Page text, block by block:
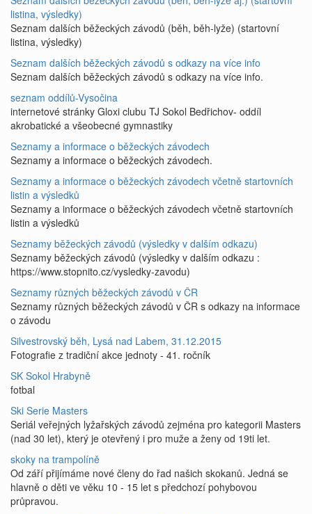
listina, výsledky)
Seznam dalších běžeckých závodů (běh, běh-lyže) (startovní
listina, výsledky)
Seznam dalších běžeckých závodů s odkazy na více info
Seznam dalších běžeckých závodů s odkazy na více info.
seznam oddílů-Vysočina
internetové stránky Gloxi clubu TJ Sokol Bedřichov- oddíl
akrobatické a všeobecné gymnastiky
Seznamy a informace o běžeckých závodech
Seznamy a informace o běžeckých závodech.
Seznamy a informace o běžeckých závodech včetně startovních
listin a výsledků
Seznamy a informace o běžeckých závodech včetně startovních
listin a výsledků
Seznamy běžeckých závodů (výsledky v dalším odkazu)
Seznamy běžeckých závodů (výsledky v dalším odkazu :
https://www.stopnito.cz/vysledky-zavodu)
Seznamy různých běžeckých závodů v ČR
Seznamy různých běžeckých závodů v ČR s odkazy na informace
o závodu
Silvestrovský běh, Lysá nad Labem, 31.12.2015
Fotografie z tradiční akce jednoty - 41. ročník
SK Sokol Hrabyně
fotbal
Ski Serie Masters
Seriál veřejných lyžařských závodů zejména pro kategorii Masters
(nad 30 let), který je otevřený i pro muže a ženy od 19ti let.
skoky na trampolíně
Od září přijímáme nové členy do řad našich skokanů. Jedná se
hlavně o děti ve věku 10 - 15 let s předchozí pohybovou
průpravou.